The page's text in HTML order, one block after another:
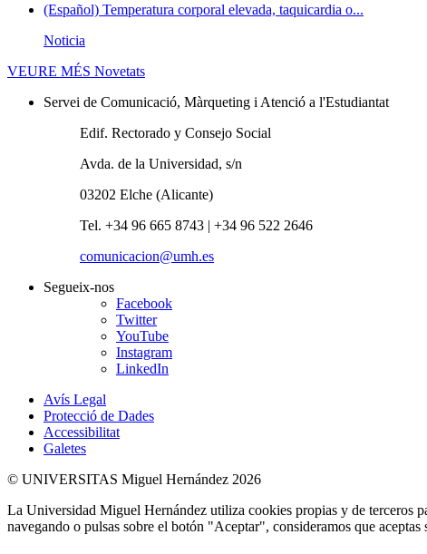
(Español) Temperatura corporal elevada, taquicardia o...
Noticia
VEURE MÉS Novetats
Servei de Comunicació, Màrqueting i Atenció a l'Estudiantat
Edif. Rectorado y Consejo Social
Avda. de la Universidad, s/n
03202 Elche (Alicante)
Tel. +34 96 665 8743 | +34 96 522 2646
comunicacion@umh.es
Segueix-nos
Facebook
Twitter
YouTube
Instagram
LinkedIn
Avís Legal
Protecció de Dades
Accessibilitat
Galetes
© UNIVERSITAS Miguel Hernández 2026
La Universidad Miguel Hernández utiliza cookies propias y de terceros
navegando o pulsas sobre el botón "Aceptar", consideramos que